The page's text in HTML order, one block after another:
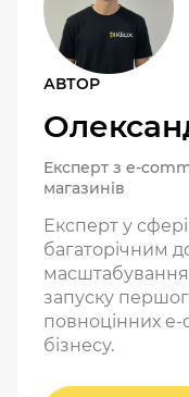
АВТОР
Експерт з e-
магазинів
Експерт у
багаторічним
масштабування
запуску
повноцінних
бізнесу.